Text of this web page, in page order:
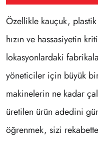
Özellikle kauçuk,
hızın ve hassasiyetin
lokasyonlardaki
yöneticiler için büyük
makinelerin ne kadar
üretilen ürün adedini
öğrenmek, sizi